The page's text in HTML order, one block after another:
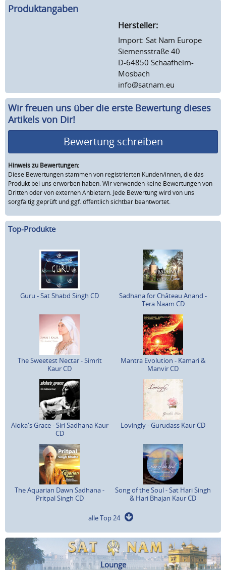
Produktangaben
Hersteller:
Import: Sat Nam Europe
Siemensstraße 40
D-64850 Schaafheim-
Mosbach
info@satnam.eu
Wir freuen uns über die erste Bewertung dieses
Artikels von Dir!
Bewertung schreiben
Hinweis zu Bewertungen:
Diese Bewertungen stammen von registrierten Kunden/innen, die das
Produkt bei uns erworben haben. Wir verwenden keine Bewertungen von
Dritten oder von externen Anbietern. Jede Bewertung wird von uns
sorgfältig geprüft und ggf. öffentlich sichtbar beantwortet.
Top-Produkte
Guru - Sat Shabd Singh CD
Sadhana for Château Anand -
Tera Naam CD
The Sweetest Nectar - Simrit
Kaur CD
Mantra Evolution - Kamari &
Manvir CD
Aloka's Grace - Siri Sadhana Kaur
CD
Lovingly - Gurudass Kaur CD
The Aquarian Dawn Sadhana -
Pritpal Singh CD
Song of the Soul - Sat Hari Singh
& Hari Bhajan Kaur CD
alle Top 24
Lounge